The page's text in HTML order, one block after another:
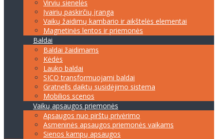
Virvių sienelės
Įvairių paskirčių įranga
Vaikų žaidimų kambario ir aikštelės elementai
Magnetinės lentos ir priemonės
Baldai
Baldai žaidimams
Kėdės
Lauko baldai
SICO transformuojami baldai
Gratnells daiktų susidėjimo sistema
Mobilios scenos
Vaikų apsaugos priemonės
Apsaugos nuo pirštų privėrimo
Asmeninės apsaugos priemonės vaikams
Sienos kampų apsaugos